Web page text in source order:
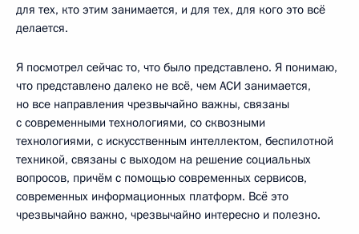
для тех, кто этим занимается, и для тех, для кого это всё
делается.
Я посмотрел сейчас то, что было представлено. Я понимаю,
что представлено далеко не всё, чем АСИ занимается,
но все направления чрезвычайно важны, связаны
с современными технологиями, со сквозными
технологиями, с искусственным интеллектом, беспилотной
техникой, связаны с выходом на решение социальных
вопросов, причём с помощью современных сервисов,
современных информационных платформ. Всё это
чрезвычайно важно, чрезвычайно интересно и полезно.